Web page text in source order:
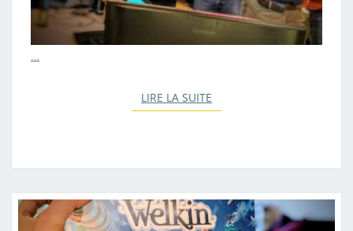
…
LIRE LA SUITE